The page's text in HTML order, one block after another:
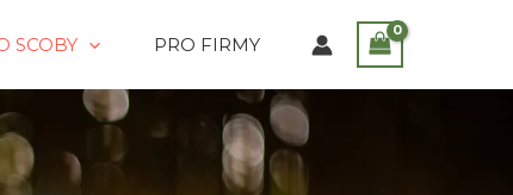
SCOBY PRO FIRMY